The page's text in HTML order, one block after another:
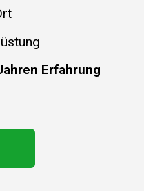
Erfahrung